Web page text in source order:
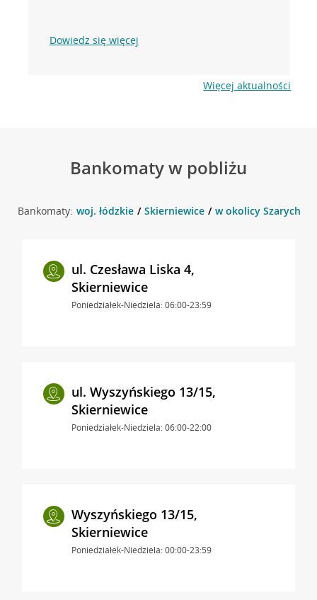
Dowiedz się więcej
Więcej aktualności
Bankomaty w pobliżu
Bankomaty: woj. łódzkie Skierniewice w okolicy Szarych
ul. Czesława Liska 4,
Skierniewice
Poniedziałek-Niedziela: 06:00-23:59
ul. Wyszyńskiego 13/15,
Skierniewice
Poniedziałek-Niedziela: 06:00-22:00
Wyszyńskiego 13/15,
Skierniewice
Poniedziałek-Niedziela: 00:00-23:59